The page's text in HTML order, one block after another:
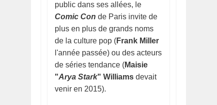
public dans ses allées, le
Comic Con de Paris invite de
plus en plus de grands noms
de la culture pop (Frank Miller
l'année passée) ou des acteurs
de séries tendance (Maisie
"Arya Stark" Williams devait
venir en 2015).